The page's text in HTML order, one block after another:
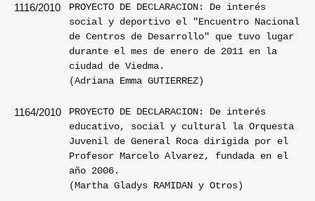
1116/2010
PROYECTO DE DECLARACION: De interés
social y deportivo el "Encuentro Nacional
de Centros de Desarrollo" que tuvo lugar
durante el mes de enero de 2011 en la
ciudad de Viedma.
(Adriana Emma GUTIERREZ)
1164/2010
PROYECTO DE DECLARACION: De interés
educativo, social y cultural la Orquesta
Juvenil de General Roca dirigida por el
Profesor Marcelo Alvarez, fundada en el
año 2006.
(Martha Gladys RAMIDAN y Otros)